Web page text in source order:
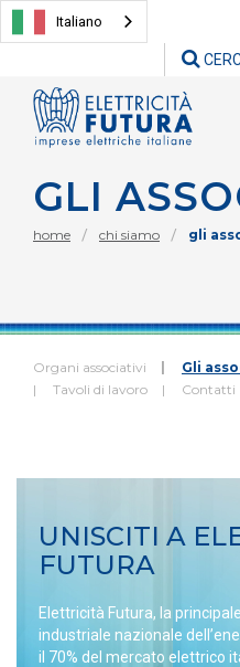
Italiano
GLI
home chi siamo gli
Organi associativi Gli
Tavoli di lavoro
Contatti
UNISCITI A
FUTURA
Elettricità Futura, la
industriale nazionale
il 70% del mercato elettrico